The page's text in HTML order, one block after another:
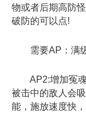
物或者后期高防
破防的可以点!
需要AP：满级
AP2:增加冤魂
被击中的敌人会
能，施放速度快